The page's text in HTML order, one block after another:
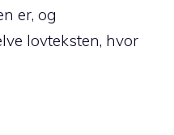
er, og
lovteksten, hvor